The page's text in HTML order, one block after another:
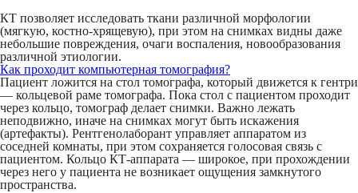
КТ позволяет исследовать ткани различной морфологии
(мягкую, костно-хрящевую), при этом на снимках видны даже
небольшие повреждения, очаги воспаления, новообразования
различной этиологии.
Как проходит компьютерная томография?
Пациент ложится на стол томографа, который движется к гентри
— кольцевой раме томографа. Пока стол с пациентом проходит
через кольцо, томограф делает снимки. Важно лежать
неподвижно, иначе на снимках могут быть искажения
(артефакты). Рентгенолаборант управляет аппаратом из
соседней комнаты, при этом сохраняется голосовая связь с
пациентом. Кольцо КТ-аппарата — широкое, при прохождении
через него у пациента не возникает ощущения замкнутого
пространства.